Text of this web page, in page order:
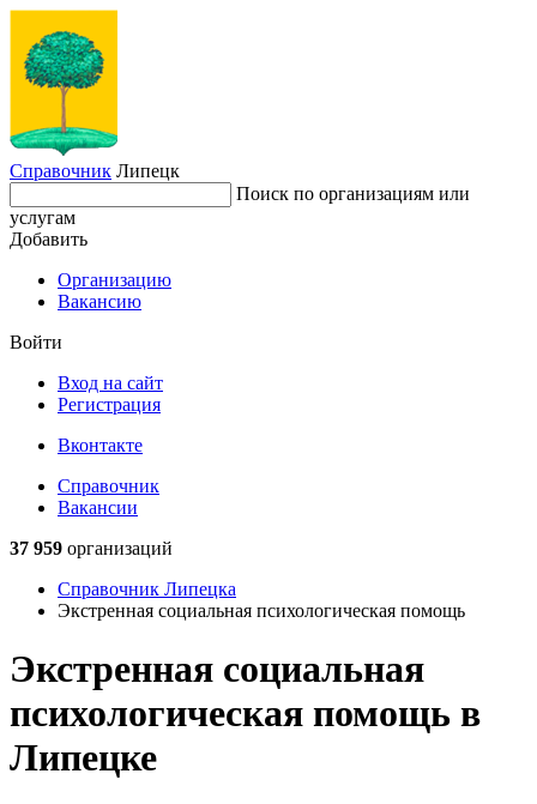
Справочник Липецк
Поиск по организациям или
услугам
Добавить
Организацию
Вакансию
Войти
Вход на сайт
Регистрация
Вконтакте
Справочник
Вакансии
37 959 организаций
Справочник Липецка
Экстренная социальная психологическая помощь
Экстренная социальная
психологическая помощь в
Липецке